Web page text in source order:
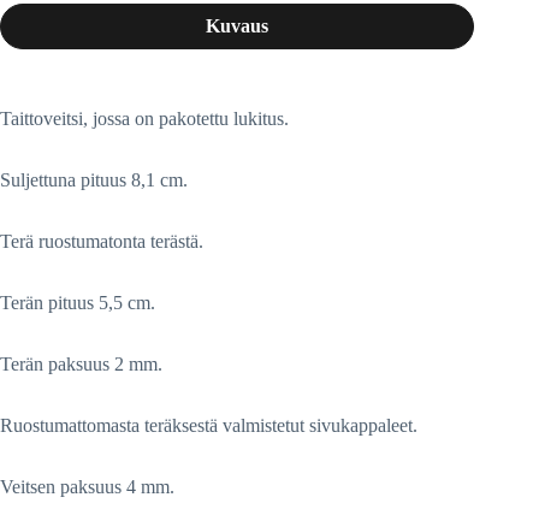
Kuvaus
Taittoveitsi, jossa on pakotettu lukitus.
Suljettuna pituus 8,1 cm.
Terä ruostumatonta terästä.
Terän pituus 5,5 cm.
Terän paksuus 2 mm.
Ruostumattomasta teräksestä valmistetut sivukappaleet.
Veitsen paksuus 4 mm.